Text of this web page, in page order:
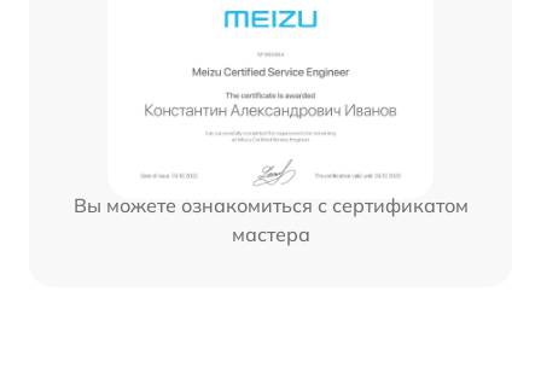
Вы можете ознакомиться с сертификатом
мастера